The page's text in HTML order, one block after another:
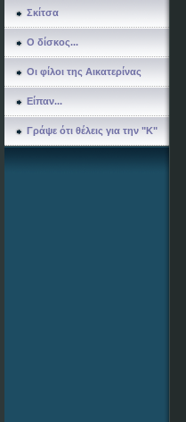
Σκίτσα
Ο δίσκος...
Οι φίλοι της Αικατερίνας
Είπαν...
Γράψε ότι θέλεις για την "Κ"